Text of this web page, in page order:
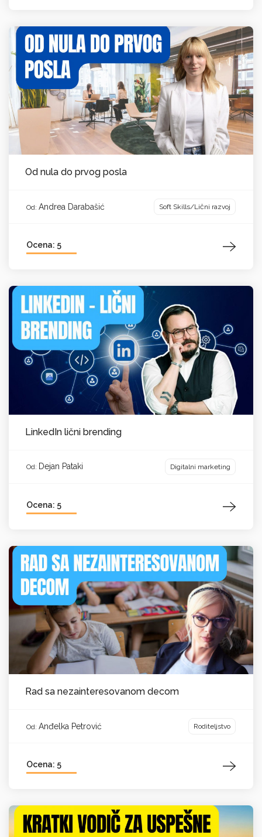
Od nula do prvog posla
Od: Andrea Darabašić Soft Skills/Lični razvoj
Ocena: 5
LinkedIn lični brending
Od: Dejan Pataki Digitalni marketing
Ocena: 5
Rad sa nezainteresovanom decom
Od: Anđelka Petrović Roditeljstvo
Ocena: 5